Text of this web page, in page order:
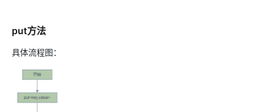
put方法
具体流程图：